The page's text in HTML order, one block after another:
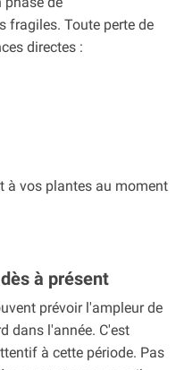
fragiles. Toute perte de
directes :
à vos plantes au moment
à présent
prévoir l'ampleur de
dans l'année. C'est
à cette période. Pas